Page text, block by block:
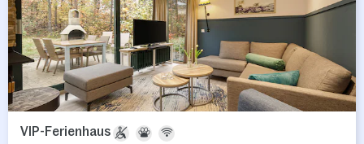
VIP-Ferienhaus